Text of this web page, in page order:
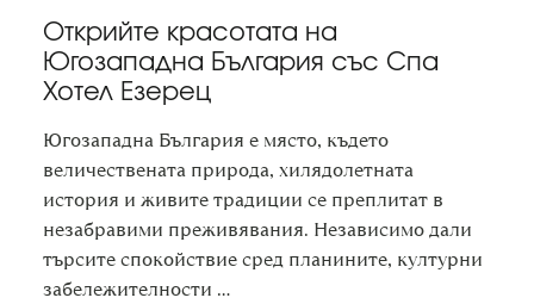
Открийте красотата на
Югозападна България със Спа
Хотел Езерец
Югозападна България е място, където
величествената природа, хилядолетната
история и живите традиции се преплитат в
незабравими преживявания. Независимо дали
търсите спокойствие сред планините, културни
забележителности …